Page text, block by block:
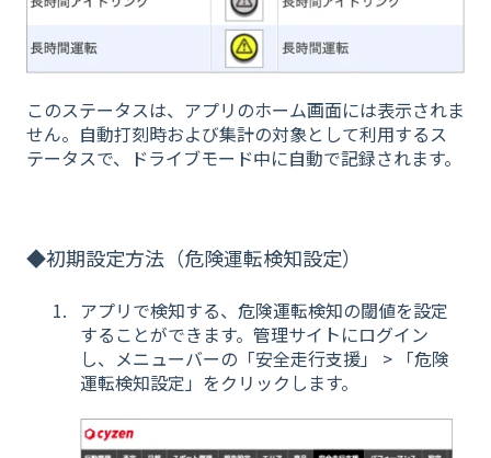
このステータスは、アプリのホーム画面には表示されま
せん。自動打刻時および集計の対象として利用するス
テータスで、ドライブモード中に自動で記録されます。
◆初期設定方法（危険運転検知設定）
アプリで検知する、危険運転検知の閾値を設定
することができます。管理サイトにログイン
し、メニューバーの「安全走行支援」 > 「危険
運転検知設定」をクリックします。